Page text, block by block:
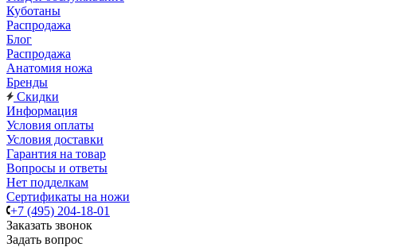
Куботаны
Распродажа
Блог
Распродажа
Анатомия ножа
Бренды
Скидки
Информация
Условия оплаты
Условия доставки
Гарантия на товар
Вопросы и ответы
Нет подделкам
Сертификаты на ножи
+7 (495) 204-18-01
Заказать звонок
Задать вопрос